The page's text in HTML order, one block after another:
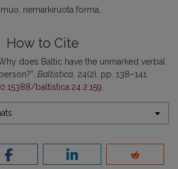
nemarkiruota forma
How to Cite
does Baltic have the unmarked verbal
Baltistica, 24(2), pp. 138–141.
baltistica.24.2.159.